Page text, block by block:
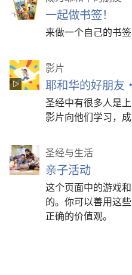
一起做书签！
来做一个自己的书签
影片
耶和华的好朋
圣经中有很多人是
影片向他们学习，
圣经与生活
亲子活动
这个页面中的游戏
的。你可以善用这
正确的价值观。